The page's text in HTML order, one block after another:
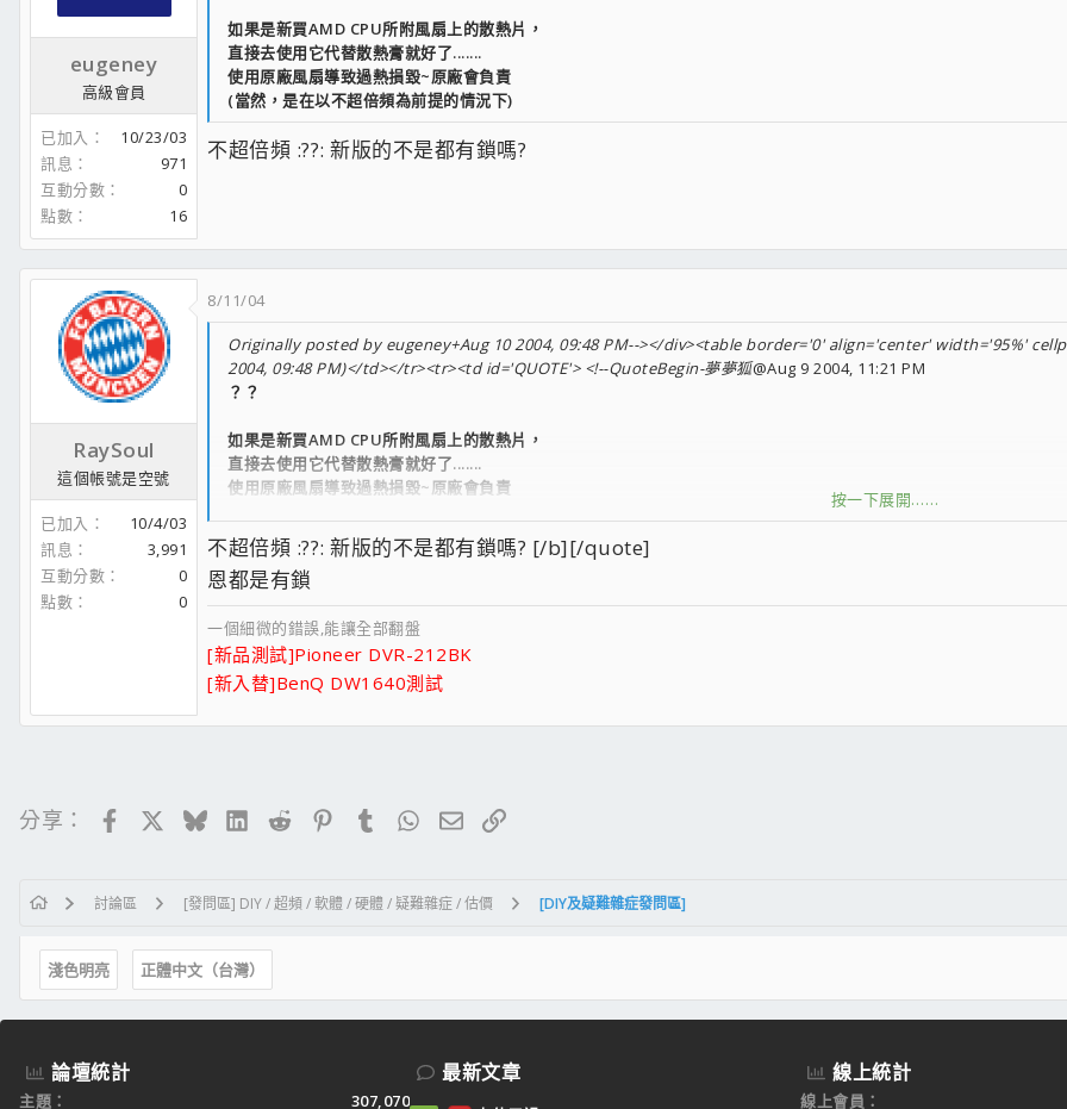
eugeney
高級會員
已加入
10/23/03
訊息
971
互動分數
0
點數
16
如果是新買AMD CPU所附風扇上的散熱片，
直接去使用它代替散熱膏就好了.......
使用原廠風扇導致過熱損毀~原廠會負責
(當然，是在以不超倍頻為前提的情況下)
不超倍頻 :??: 新版的不是都有鎖嗎?
RaySoul
這個帳號是空號
已加入
10/4/03
訊息
3,991
互動分數
0
點數
0
8/11/04
Originally posted by eugeney+Aug 10 2004, 09:48 PM--></div><table border='0' align='center' width='95%'
2004, 09:48 PM)</td></tr><tr><td id='QUOTE'> <!--QuoteBegin-夢夢狐@Aug 9 2004, 11:21 PM
？？
如果是新買AMD CPU所附風扇上的散熱片，
直接去使用它代替散熱膏就好了.......
使用原廠風扇導致過熱損毀~原廠會負責
按一下展開……
不超倍頻 :??: 新版的不是都有鎖嗎? [/b][/quote]
恩都是有鎖
一個細微的錯誤,能讓全部翻盤
[新品測試]Pioneer DVR-212BK
[新入替]BenQ DW1640測試
分享： FacebookBlueskyLinkedIn
RedditPinterestTumblrWhatsApp
電子郵件
連結
討論區 [發問區] DIY / 超頻 / 軟體 / 硬體 / 疑難雜症 / 估價 [DIY及疑難雜症發問區]
淺色明亮 正體中文（台灣）
論壇統計
主題 307,070
最新文章 線上統計
線上會員